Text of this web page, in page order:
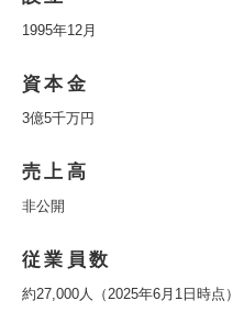
1995年12月
資本金
3億5千万円
売上高
非公開
従業員数
約27,000人（2025年6月1日時点）